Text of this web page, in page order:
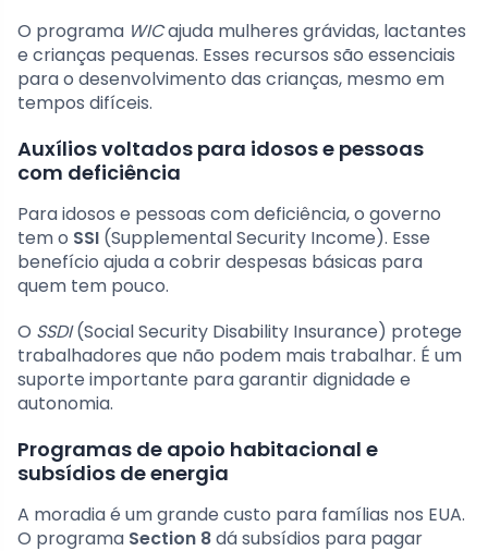
O programa WICajuda mulheres grávidas, lactantes
e crianças pequenas. Esses recursos são essenciais
para o desenvolvimento das crianças, mesmo em
tempos difíceis.
Auxílios voltados para idosos e pessoas
com deficiência
Para idosos e pessoas com deficiência, o governo
tem o SSI (Supplemental Security Income). Esse
benefício ajuda a cobrir despesas básicas para
quem tem pouco.
O SSDI(Social Security Disability Insurance) protege
trabalhadores que não podem mais trabalhar. É um
suporte importante para garantir dignidade e
autonomia.
Programas de apoio habitacional e
subsídios de energia
A moradia é um grande custo para famílias nos EUA.
O programa Section 8dá subsídios para pagar